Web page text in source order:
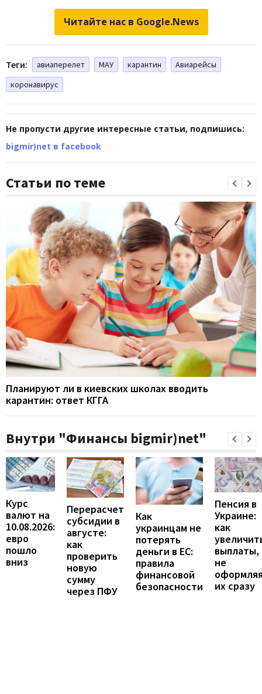
Читайте нас в Google.News
Теги: авиаперелет МАУ карантин
Авиарейсы
коронавирус
Не пропусти другие интересные статьи, подпишись:
bigmir)net в facebook
Статьи по теме
Планируют ли в киевских школах вводить
карантин: ответ КГГА
Внутри "Финансы bigmir)net"
Курс
валют на
10.08.2026:
евро
пошло
вниз
Перерасчет
субсидии в
августе:
как
проверить
новую
сумму
через ПФУ
Как
украинцам не
потерять
деньги в ЕС:
правила
финансовой
безопасности
Пенсия в
Украине:
как
выплаты,
не
их сразу